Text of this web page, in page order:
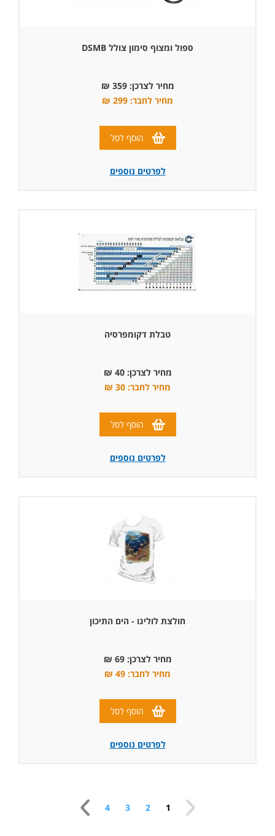
ספול ומצוף סימון צולל DSMB
מחיר לצרכן: 359 ₪
מחיר לחבר: 299 ₪
הוסף לסל
לפרטים נוספים
טבלת דקומפרסיה
מחיר לצרכן: 40 ₪
מחיר לחבר: 30 ₪
הוסף לסל
לפרטים נוספים
חולצת לוליגו - הים התיכון
מחיר לצרכן: 69 ₪
מחיר לחבר: 49 ₪
הוסף לסל
לפרטים נוספים
1
2
3
4